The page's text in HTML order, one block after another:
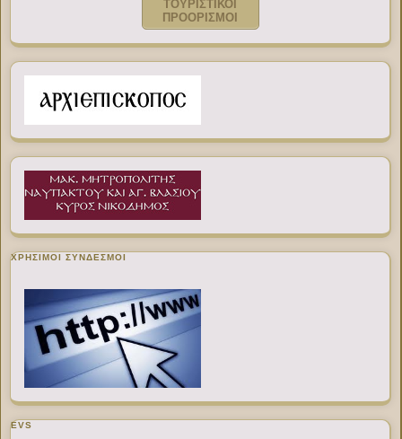
ΤΟΥΡΙΣΤΙΚΟΙ
ΠΡΟΟΡΙΣΜΟΙ
ΧΡΉΣΙΜΟΙ ΣΎΝΔΕΣΜΟΙ
EVS